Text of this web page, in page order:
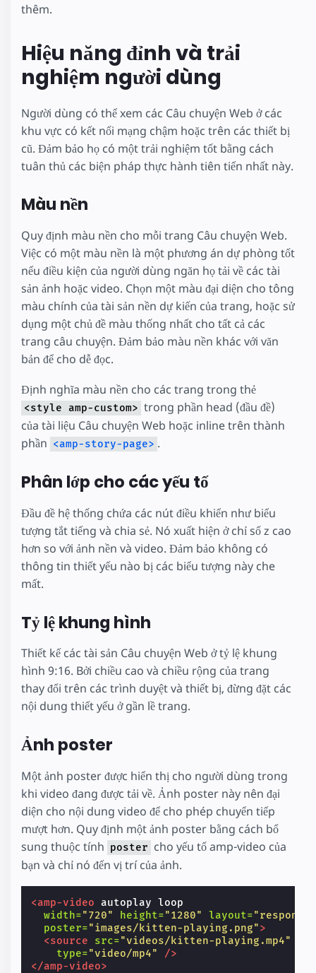
thêm.
Hiệu năng đỉnh và trải
nghiệm người dùng
Người dùng có thể xem các Câu chuyện Web ở các
khu vực có kết nối mạng chậm hoặc trên các thiết bị
cũ. Đảm bảo họ có một trải nghiệm tốt bằng cách
tuân thủ các biện pháp thực hành tiên tiến nhất này.
Màu nền
Quy định màu nền cho mỗi trang Câu chuyện Web.
Việc có một màu nền là một phương án dự phòng tốt
nếu điều kiện của người dùng ngăn họ tải về các tài
sản ảnh hoặc video. Chọn một màu đại diện cho tông
màu chính của tài sản nền dự kiến của trang, hoặc sử
dụng một chủ đề màu thống nhất cho tất cả các
trang câu chuyện. Đảm bảo màu nền khác với văn
bản để cho dễ đọc.
Định nghĩa màu nền cho các trang trong thẻ
<style amp-custom> trong phần head (đầu đề)
của tài liệu Câu chuyện Web hoặc inline trên thành
phần <amp-story-page> .
Phân lớp cho các yếu tố
Đầu đề hệ thống chứa các nút điều khiển như biểu
tượng tắt tiếng và chia sẻ. Nó xuất hiện ở chỉ số z cao
hơn so với ảnh nền và video. Đảm bảo không có
thông tin thiết yếu nào bị các biểu tượng này che
mất.
Tỷ lệ khung hình
Thiết kế các tài sản Câu chuyện Web ở tỷ lệ khung
hình 9:16. Bởi chiều cao và chiều rộng của trang
thay đổi trên các trình duyệt và thiết bị, đừng đặt các
nội dung thiết yếu ở gần lề trang.
Ảnh poster
Một ảnh poster được hiển thị cho người dùng trong
khi video đang được tải về. Ảnh poster này nên đại
diện cho nội dung video để cho phép chuyển tiếp
mượt hơn. Quy định một ảnh poster bằng cách bổ
sung thuộc tính poster cho yếu tố amp-video của
bạn và chỉ nó đến vị trí của ảnh.
<amp-video autoplay
loop
width="720" height="1280" layout=
poster="images/kitten-playing.png">
<source
src="videos/kitten-playing.mp4"
type="video/mp4"
/>
</amp-video>